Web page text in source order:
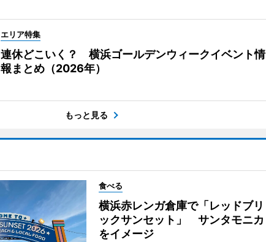
エリア特集
連休どこいく？ 横浜ゴールデンウィークイベント情
報まとめ（2026年）
もっと見る
食べる
横浜赤レンガ倉庫で「レッドブリ
ックサンセット」 サンタモニカ
をイメージ